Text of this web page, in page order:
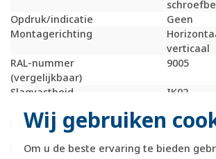
Wij gebruiken
Om u de beste ervaring te bieden
Opdruk/indicatie
Geen
Montagerichting
verticaal
RAL-nummer
(vergelijkbaar)
9005
Slagvastheid
IK02
Transparant
Nee
Uitvoering oppervlakte
Met glaszekering
Nee